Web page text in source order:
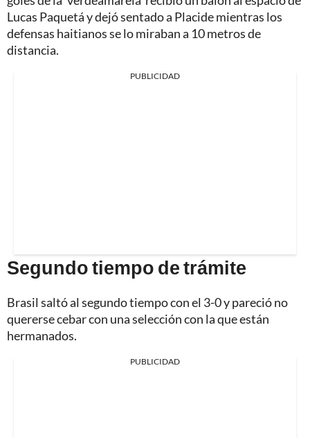
Lucas Paquetá y dejó sentado a Placide mientras los
defensas haitianos se lo miraban a 10 metros de
distancia.
PUBLICIDAD
Segundo tiempo de trámite
Brasil saltó al segundo tiempo con el 3-0 y pareció no
quererse cebar con una selección con la que están
hermanados.
PUBLICIDAD